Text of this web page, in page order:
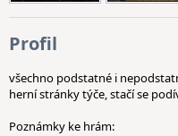
Profil
všechno podstatné i
herní stránky týče, stačí se
Poznámky ke hrám: